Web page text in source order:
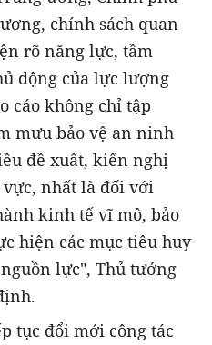
chính sách quan
rõ năng lực, tầm
động của lực lượng
cáo không chỉ tập
mưu bảo vệ an ninh
đề xuất, kiến nghị
nhất là đối với
kinh tế vĩ mô, bảo
hiện các mục tiêu huy
lực", Thủ tướng
tục đổi mới công tác